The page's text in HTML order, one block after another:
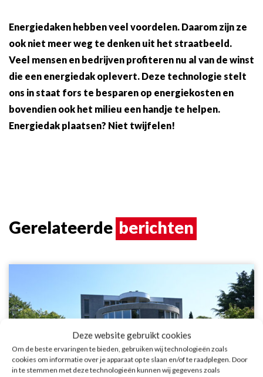
Deze website gebruikt cookies
Om de beste ervaringen te bieden, gebruiken wij technologieën zoals
cookies om informatie over je apparaat op te slaan en/of te raadplegen. Door
in te stemmen met deze technologieën kunnen wij gegevens zoals
Energiedaken hebben veel voordelen. Daarom zijn ze
ook niet meer weg te denken uit het straatbeeld.
Veel mensen en bedrijven profiteren nu al van de winst
die een energiedak oplevert. Deze technologie stelt
ons in staat fors te besparen op energiekosten en
bovendien ook het milieu een handje te helpen.
Energiedak plaatsen? Niet twijfelen!
Gerelateerde berichten